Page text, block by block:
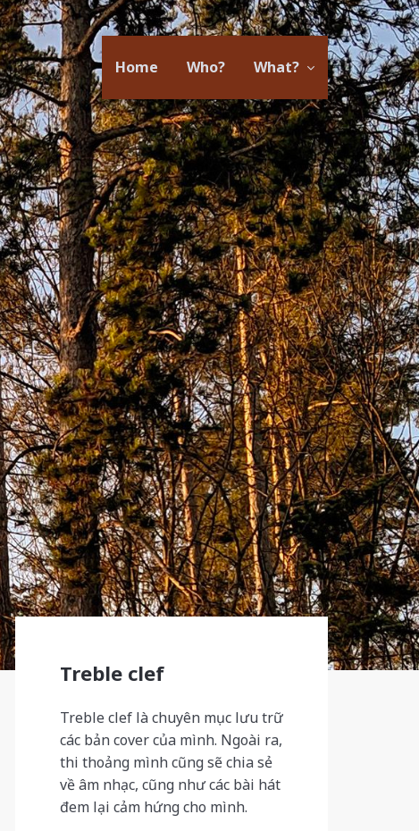
Home Who? What?
Treble clef
Treble clef là chuyên mục lưu trữ
các bản cover của mình. Ngoài ra,
thi thoảng mình cũng sẽ chia sẻ
về âm nhạc, cũng như các bài hát
đem lại cảm hứng cho mình.